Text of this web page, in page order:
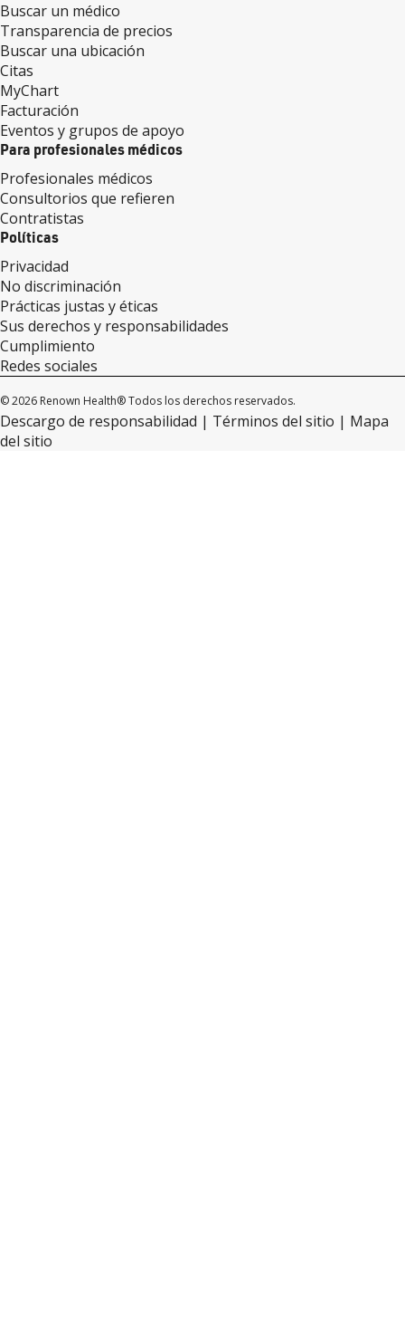
Buscar un médico
Transparencia de precios
Buscar una ubicación
Citas
MyChart
Facturación
Eventos y grupos de apoyo
Para profesionales médicos
Profesionales médicos
Consultorios que refieren
Contratistas
Políticas
Privacidad
No discriminación
Prácticas justas y éticas
Sus derechos y responsabilidades
Cumplimiento
Redes sociales
© 2026 Renown Health® Todos los derechos reservados.
Descargo de responsabilidad Términos del sitio
Mapa
del sitio